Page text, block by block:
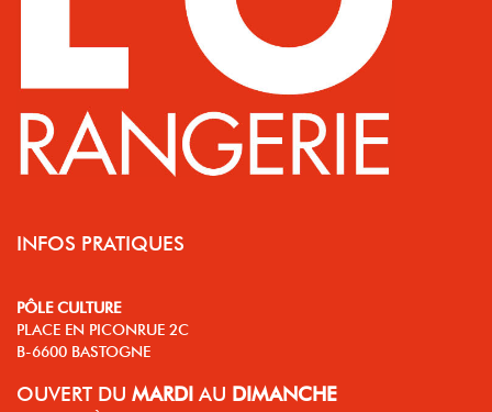
INFOS PRATIQUES
PÔLE CULTURE
PLACE EN PICONRUE 2C
B-6600 BASTOGNE
OUVERT DU MARDI AU DIMANCHE